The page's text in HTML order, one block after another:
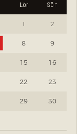
Lör Sön
1 2
8 9
15 16
22 23
29 30